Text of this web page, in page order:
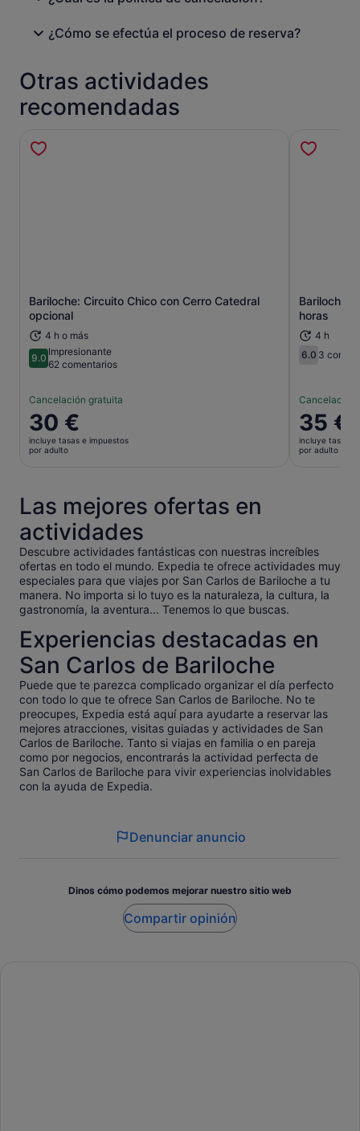
¿Cómo se efectúa el proceso de reserva?
Otras actividades
recomendadas
Bariloche: Circuito Chico con Cerro Catedral
opcional
4 h o más
9.09.0 sobre 10
Impresionante
62 comentarios
Cancelación gratuita
El
precio
es
por
adulto
30 €
incluye tasas e impuestos
por adulto
Se abre en una pestaña nueva
Bariloche:
horas
4 h
6.06.0 sobre
3
Cancelación
El
precio
es
35 €
incluye tasas e
por adulto
Las mejores ofertas en
actividades
Descubre actividades fantásticas con nuestras increíbles
ofertas en todo el mundo. Expedia te ofrece actividades muy
especiales para que viajes por San Carlos de Bariloche a tu
manera. No importa si lo tuyo es la naturaleza, la cultura, la
gastronomía, la aventura... Tenemos lo que buscas.
Experiencias destacadas en
San Carlos de Bariloche
Puede que te parezca complicado organizar el día perfecto
con todo lo que te ofrece San Carlos de Bariloche. No te
preocupes, Expedia está aquí para ayudarte a reservar las
mejores atracciones, visitas guiadas y actividades de San
Carlos de Bariloche. Tanto si viajas en familia o en pareja
como por negocios, encontrarás la actividad perfecta de
San Carlos de Bariloche para vivir experiencias inolvidables
con la ayuda de Expedia.
Denunciar anuncio
Dinos cómo podemos mejorar nuestro sitio web
Compartir opinión